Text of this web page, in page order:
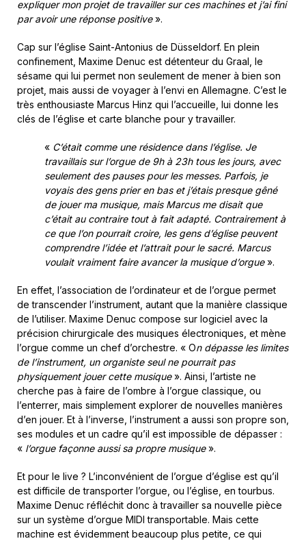
expliquer mon projet de travailler sur ces machines et j’ai fini
par avoir une réponse positive».
Cap sur l’église Saint-Antonius de Düsseldorf. En plein
confinement, Maxime Denuc est détenteur du Graal, le
sésame qui lui permet non seulement de mener à bien son
projet, mais aussi de voyager à l’envi en Allemagne. C’est le
très enthousiaste Marcus Hinz qui l’accueille, lui donne les
clés de l’église et carte blanche pour y travailler.
« C’était comme une résidence dans l’église. Je
travaillais sur l’orgue de 9h à 23h tous les jours, avec
seulement des pauses pour les messes. Parfois, je
voyais des gens prier en bas et j’étais presque gêné
de jouer ma musique, mais Marcus me disait que
c’était au contraire tout à fait adapté. Contrairement à
ce que l’on pourrait croire, les gens d’église peuvent
comprendre l’idée et l’attrait pour le sacré. Marcus
voulait vraiment faire avancer la musique d’orgue».
En effet, l’association de l’ordinateur et de l’orgue permet
de transcender l’instrument, autant que la manière classique
de l’utiliser. Maxime Denuc compose sur logiciel avec la
précision chirurgicale des musiques électroniques, et mène
l’orgue comme un chef d’orchestre. « On dépasse les limites
de l’instrument, un organiste seul ne pourrait pas
physiquement jouer cette musique». Ainsi, l’artiste ne
cherche pas à faire de l’ombre à l’orgue classique, ou
l’enterrer, mais simplement explorer de nouvelles manières
d’en jouer. Et à l’inverse, l’instrument a aussi son propre son,
ses modules et un cadre qu’il est impossible de dépasser :
« l’orgue façonne aussi sa propre musique».
Et pour le live ? L’inconvénient de l’orgue d’église est qu’il
est difficile de transporter l’orgue, ou l’église, en tourbus.
Maxime Denuc réfléchit donc à travailler sa nouvelle pièce
sur un système d’orgue MIDI transportable. Mais cette
machine est évidemment beaucoup plus petite, ce qui